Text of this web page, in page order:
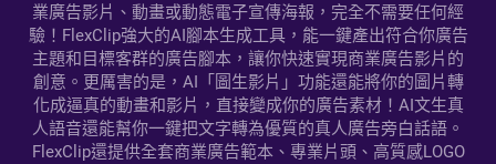
業廣告影片、動畫或動態電子宣傳海報，完全不需要任何經
驗！FlexClip強大的AI腳本生成工具，能一鍵產出符合你廣告
主題和目標客群的廣告腳本，讓你快速實現商業廣告影片的
創意。更厲害的是，AI「圖生影片」功能還能將你的圖片轉
化成逼真的動畫和影片，直接變成你的廣告素材！AI文生真
人語音還能幫你一鍵把文字轉為優質的真人廣告旁白話語。
FlexClip還提供全套商業廣告範本、專業片頭、高質感LOGO